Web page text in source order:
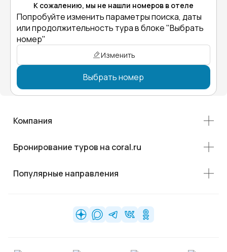
К сожалению, мы не нашли номеров в отеле
Попробуйте изменить параметры поиска, даты
или продолжительность тура в блоке "Выбрать
номер"
Изменить
Выбрать номер
Компания
Бронирование туров на coral.ru
Популярные направления